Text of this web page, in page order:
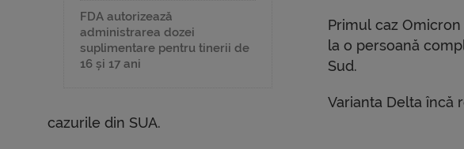
FDA autorizează
administrarea dozei
suplimentare pentru tinerii de
16 și 17 ani
Primul caz
la o persoană
Sud.
Varianta Delta încă
cazurile din SUA.